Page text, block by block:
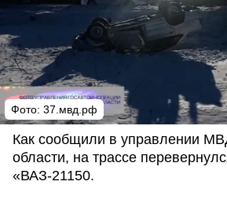
Фото: 37.мвд.рф
Как сообщили в управлении
области, на трассе
«ВАЗ-21150.